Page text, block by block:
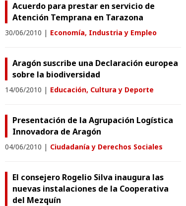
Acuerdo para prestar en servicio de
Atención Temprana en Tarazona
30/06/2010 | Economía, Industria y Empleo
Aragón suscribe una Declaración europea
sobre la biodiversidad
14/06/2010 | Educación, Cultura y Deporte
Presentación de la Agrupación Logística
Innovadora de Aragón
04/06/2010 | Ciudadanía y Derechos Sociales
El consejero Rogelio Silva inaugura las
nuevas instalaciones de la Cooperativa
del Mezquín